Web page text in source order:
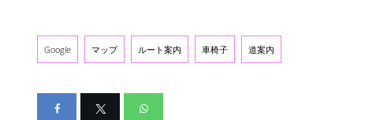
Google マップ ルート案内 車椅子 道案内